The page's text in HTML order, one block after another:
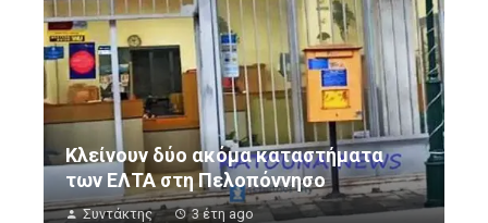
Κλείνουν δύο ακόμα καταστήματα
των ΕΛΤΑ στη Πελοπόννησο
Συντάκτης 3 έτη ago